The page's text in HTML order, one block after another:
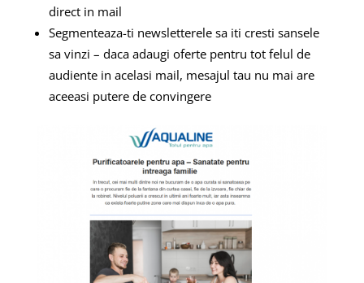
direct in mail
Segmenteaza-ti newsletterele sa iti cresti sansele
sa vinzi – daca adaugi oferte pentru tot felul de
audiente in acelasi mail, mesajul tau nu mai are
aceeasi putere de convingere